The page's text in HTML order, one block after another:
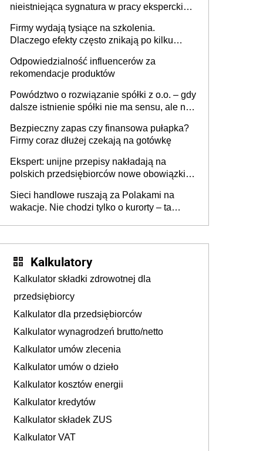
nieistniejąca sygnatura w pracy eksperckiej -
firmie
Firmy wydają tysiące na szkolenia.
Dlaczego efekty często znikają po kilku
Odpowiedzialność influencerów za
rekomendacje produktów
Powództwo o rozwiązanie spółki z o.o. – gdy
dalsze istnienie spółki nie ma sensu, ale nie
Bezpieczny zapas czy finansowa pułapka?
Firmy coraz dłużej czekają na gotówkę
Ekspert: unijne przepisy nakładają na
polskich przedsiębiorców nowe obowiązki w
Sieci handlowe ruszają za Polakami na
wakacje. Nie chodzi tylko o kurorty – ta
Kalkulatory
Kalkulator składki zdrowotnej dla
przedsiębiorcy
Kalkulator dla przedsiębiorców
Kalkulator wynagrodzeń brutto/netto
Kalkulator umów zlecenia
Kalkulator umów o dzieło
Kalkulator kosztów energii
Kalkulator kredytów
Kalkulator składek ZUS
Kalkulator VAT